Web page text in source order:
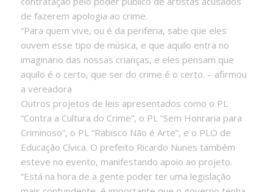
de fazerem apologia ao crime.
“Para quem vive, ou é da periferia, sabe que eles
ouvem esse tipo de música, e que aquilo entra no
imaginario das nossas crianças, e eles pensam que
aquilo é o certo, que ser do crime é o certo. – afirmou
a vereadora
Outros projetos de leis apresentados como o PL
“Contra a Cultura do Crime”, o PL “Sem Honraria para
Criminoso”, o PL “Rabisco Não é Arte”, e o PLO de
Educação Cívica. O prefeito Ricardo Nunes também
esteve no evento, manifestando apoio ao projeto.
“Está na hora de a gente poder ter uma legislação